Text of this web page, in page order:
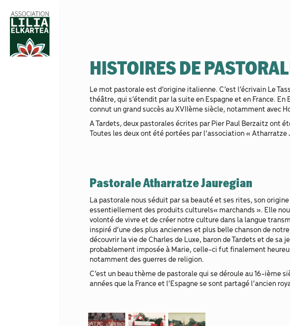
HISTOIRES DE
Le mot pastorale est d’origine italienne. C’est l’écrivain Le
théâtre, qui s’étendit par la suite en Espagne et en France.
connut un grand succès au XVIIème siècle, notamment avec
A Tardets, deux pastorales écrites par Pier Paul Berzaitz ont
Toutes les deux ont été portées par l’association « Atharratze
Pastorale Atharratze Jauregian
La pastorale nous séduit par sa beauté et ses rites, son
essentiellement des produits culturels« marchands ». Elle
volonté de vivre et de créer notre culture dans la langue
inspiré d’une des plus anciennes et plus belle chanson de
découvrir la vie de Charles de Luxe, baron de Tardets et de sa
probablement imposée à Marie, celle-ci fut finalement
notamment des guerres de religion.
C’est un beau thème de pastorale qui se déroule au 16-ième
années que la France et l’Espagne se sont partagé l’ancien